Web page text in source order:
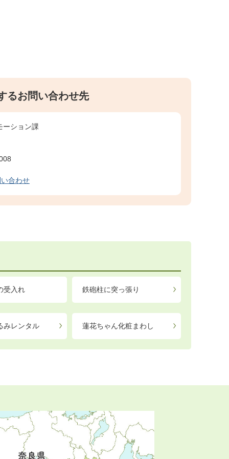
るお問い合わせ先
ーション課
合わせ
受入れ 鉄砲柱に突っ張り
みレンタル 蓮花ちゃん化粧まわし